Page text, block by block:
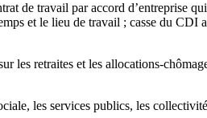
de travail par accord d’entreprise
et le lieu de travail ; casse du
les retraites et les allocations-
les services publics, les